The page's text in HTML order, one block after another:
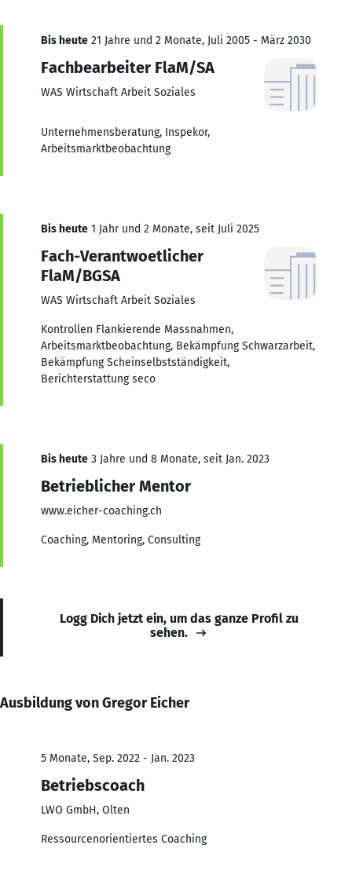
Bis heute 21 Jahre und 2 Monate, Juli 2005 - März 2030
Fachbearbeiter FlaM/SA
WAS Wirtschaft Arbeit Soziales
Unternehmensberatung, Inspekor,
Arbeitsmarktbeobachtung
Bis heute 1 Jahr und 2 Monate, seit Juli 2025
Fach-Verantwoetlicher
FlaM/BGSA
WAS Wirtschaft Arbeit Soziales
Kontrollen Flankierende Massnahmen,
Arbeitsmarktbeobachtung, Bekämpfung Schwarzarbeit,
Bekämpfung Scheinselbstständigkeit,
Berichterstattung seco
Bis heute 3 Jahre und 8 Monate, seit Jan. 2023
Betrieblicher Mentor
www.eicher-coaching.ch
Coaching, Mentoring, Consulting
Logg Dich jetzt ein, um das ganze Profil zu
sehen.
Ausbildung von Gregor Eicher
5 Monate, Sep. 2022 - Jan. 2023
Betriebscoach
LWO GmbH, Olten
Ressourcenorientiertes Coaching